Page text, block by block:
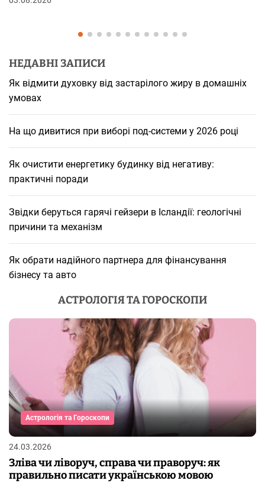
НЕДАВНІ ЗАПИСИ
Як відмити духовку від застарілого жиру в домашніх
умовах
На що дивитися при виборі под-системи у 2026 році
Як очистити енергетику будинку від негативу:
практичні поради
Звідки беруться гарячі гейзери в Ісландії: геологічні
причини та механізм
Як обрати надійного партнера для фінансування
бізнесу та авто
АСТРОЛОГІЯ ТА ГОРОСКОПИ
Астрологія та Гороскопи
24.03.2026
Зліва чи ліворуч, справа чи праворуч: як
правильно писати українською мовою